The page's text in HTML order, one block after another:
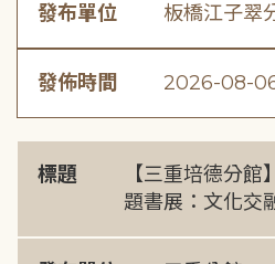
發布單位 板橋江子翠
發佈時間 2026-08-
標題
【三重培德分
題書展：文化交